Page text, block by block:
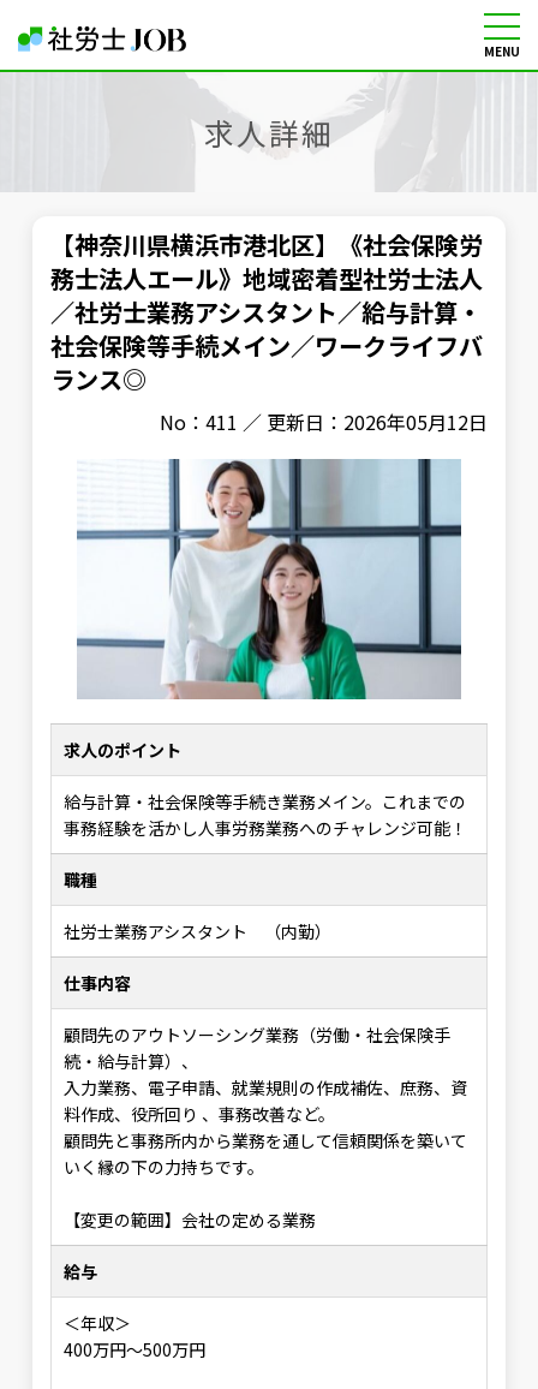
社労士の転職・求人情報サイト MENU
求人詳細
【神奈川県横浜市港北区】《社会保険労
務士法人エール》地域密着型社労士法人
／社労士業務アシスタント／給与計算・
社会保険等手続メイン／ワークライフバ
ランス◎
No：411 ／ 更新日：2026年05月12日
求人のポイント
給与計算・社会保険等手続き業務メイン。これまでの
事務経験を活かし人事労務業務へのチャレンジ可能！
職種
社労士業務アシスタント （内勤）
仕事内容
顧問先のアウトソーシング業務（労働・社会保険手
続・給与計算）、
入力業務、電子申請、就業規則の作成補佐、庶務、資
料作成、役所回り 、事務改善など。
顧問先と事務所内から業務を通して信頼関係を築いて
いく縁の下の力持ちです。
【変更の範囲】会社の定める業務
給与
＜年収＞
400万円～500万円